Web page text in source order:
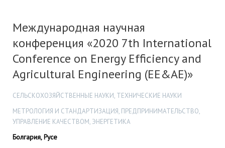
Международная научная
конференция «2020 7th International
Conference on Energy Efficiency and
Agricultural Engineering (EE&AE)»
СЕЛЬСКОХОЗЯЙСТВЕННЫЕ НАУКИ, ТЕХНИЧЕСКИЕ НАУКИ
МЕТРОЛОГИЯ И СТАНДАРТИЗАЦИЯ, ПРЕДПРИНИМАТЕЛЬСТВО,
УПРАВЛЕНИЕ КАЧЕСТВОМ, ЭНЕРГЕТИКА
Болгария, Русе